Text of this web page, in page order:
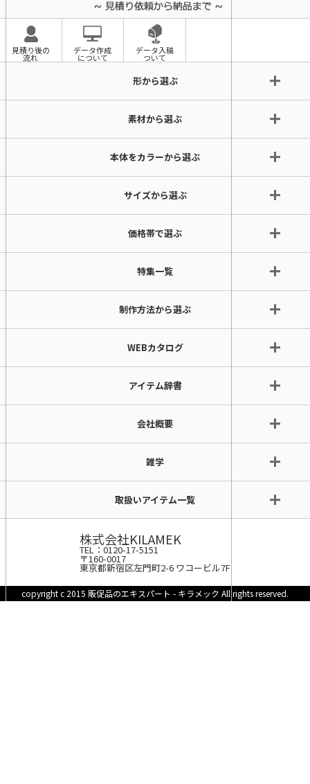
見積り後の
流れ
データ作成
について
データ入稿
ついて
形から選ぶ
素材から選ぶ
本体をカラーから選ぶ
サイズから選ぶ
価格帯で選ぶ
特集一覧
制作方法から選ぶ
WEBカタログ
アイテム辞書
会社概要
雑学
取扱いアイテム一覧
株式会社KILAMEK
TEL：0120-17-5151
〒160-0017
東京都新宿区左門町2-6 ワコービル7F
copyright c 2015 販促品のエキスパート - キラメック All rights reserved.